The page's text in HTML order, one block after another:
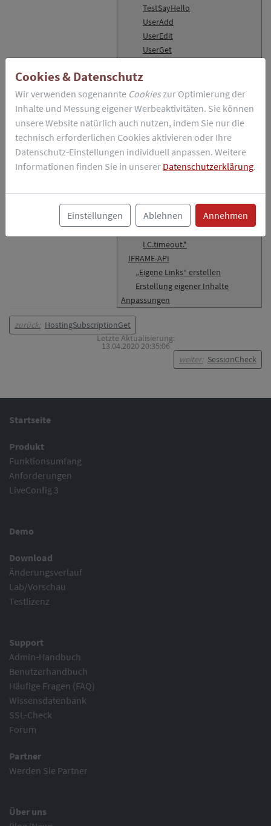
TestSayHello
UserAdd
UserEdit
UserGet
Funktionsweise
custom.lua
Testen eigener Programme
Beispiel-Code
LiveConfig Lua-Module
LC.crypt.*
LC.expect.*
LC.log.*
LC.mutex.*
LC.sys.*
LC.timeout.*
IFRAME-API
„Eigene Links“ erstellen
Erstellung eigener Inhalte
Anpassungen
zurück: HostingSubscriptionGet
Letzte Aktualisierung:
13.04.2020 20:35:06
weiter: SessionCheck
Startseite
Produkt
Funktionsumfang
Anforderungen
LiveConfig 3
Demo
Download
Änderungsverlauf
Lab/Vorschau
Testlizenz
Support
Admin-Handbuch
Benutzerhandbuch
Häufige Fragen (FAQ)
Wissensdatenbank
SSL-Check
Forum
Partner
Werden Sie Partner
Über uns
Cookies & Datenschutz
Wir verwenden sogenannte Cookieszur Optimierung der
Inhalte und Messung eigener Werbeaktivitäten. Sie können
unsere Website natürlich auch nutzen, indem Sie nur die
technisch erforderlichen Cookies aktivieren oder Ihre
Datenschutz-Einstellungen individuell anpassen. Weitere
Informationen finden Sie in unserer Datenschutzerklärung.
Einstellungen Ablehnen Annehmen